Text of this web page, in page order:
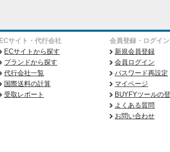
ECサイト・代行会社
ECサイトから探す
ブランドから探す
代行会社一覧
国際送料の計算
受取レポート
会員登録・ログイン
新規会員登録
会員ログイン
パスワード再設定
マイページ
BUYFYツールの
よくある質問
お問い合わせ